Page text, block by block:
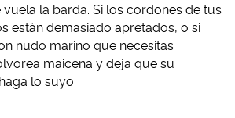
la barda. Si los cordones de tus
están demasiado apretados, o si
nudo marino que necesitas
maicena y deja que su
lo suyo.